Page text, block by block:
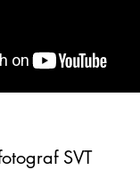
SVT